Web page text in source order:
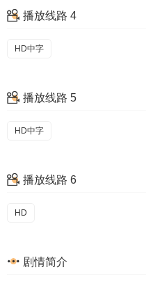
播放线路 4
HD中字
播放线路 5
HD中字
播放线路 6
HD
剧情简介